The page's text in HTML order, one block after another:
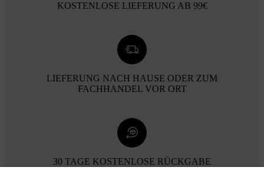
KOSTENLOSE LIEFERUNG AB 99€
LIEFERUNG NACH HAUSE ODER ZUM
FACHHANDEL VOR ORT
30 TAGE KOSTENLOSE RÜCKGABE